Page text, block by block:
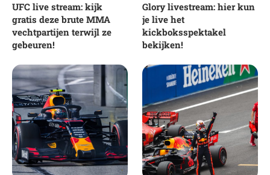
UFC live stream: kijk
gratis deze brute MMA
vechtpartijen terwijl ze
gebeuren!
Glory livestream: hier kun
je live het
kickboksspektakel
bekijken!